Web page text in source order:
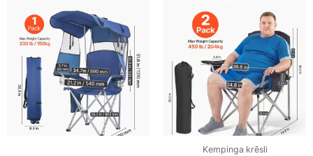
113,62 €.89,42 €.
Kempinga krēsli
164,44 €.
140,24 €.